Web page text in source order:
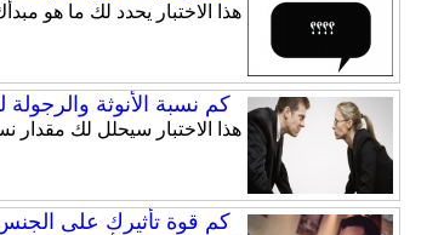
هذا الاختبار يحدد لك ما هو
كم نسبة الأنوثة والرجولة
هذا الاختبار سيحلل لك مقدار
كم قوة تأثيرك على